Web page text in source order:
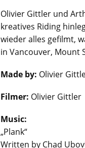
Olivier Gittler und
kreatives Riding
wieder alles gefilmt,
in Vancouver, Mount
Made by: Olivier
Filmer: Olivier Gittler
Music:
„Plank“
Written by Chad